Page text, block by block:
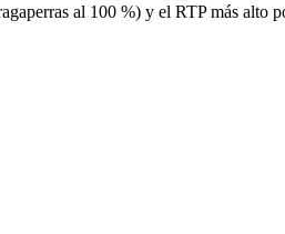
al 100 %) y el RTP más alto